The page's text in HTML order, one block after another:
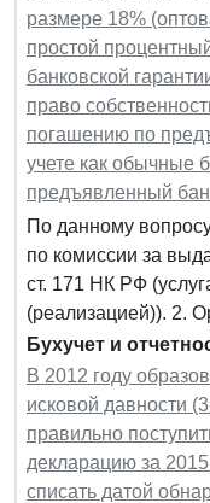
размере 18%
простой
банковской
право
погашению по
учете как обычные
предъявленный
По данному
по комиссии за
ст. 171 НК РФ
(реализацией)). 2.
Бухучет и
В 2012 году
исковой давности
правильно
декларацию за
списать датой